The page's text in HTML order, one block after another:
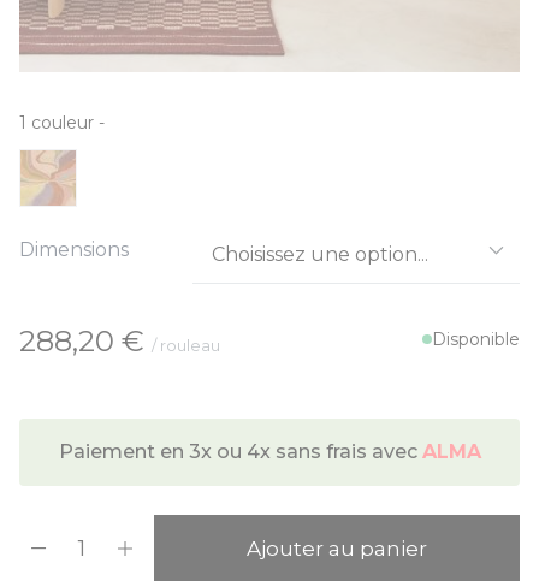
1 couleur -
Dimensions
À partir de:
288,20 € / rouleau Disponible
Paiement en 3x ou 4x sans frais avec ALMA
Ajouter au panier